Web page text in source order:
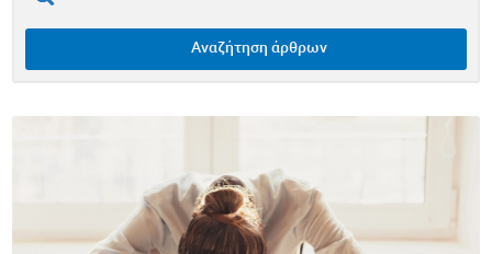
Θυρεοειδής
Αυτοάνοσα Νοσήματα
Αλλεργίες
Αναζήτηση άρθρων